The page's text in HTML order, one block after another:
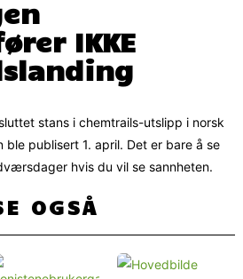
IKKE
stans i chemtrails-utslipp i norsk
ble publisert 1. april. Det er bare å se
hvis du vil se sannheten.
OGSÅ